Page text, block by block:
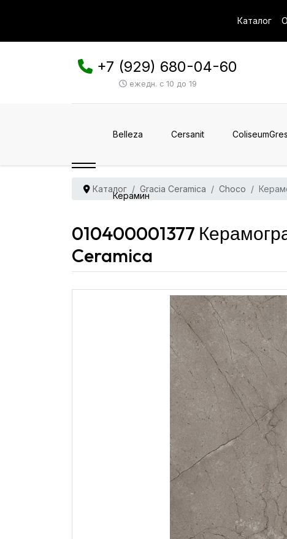
Каталог
+7 (929) 680-04-60
ежедн. с 10 до 19
Belleza Cersanit ColiseumGres
Керамин
Каталог Gracia Ceramica Choco
010400001377
Ceramica